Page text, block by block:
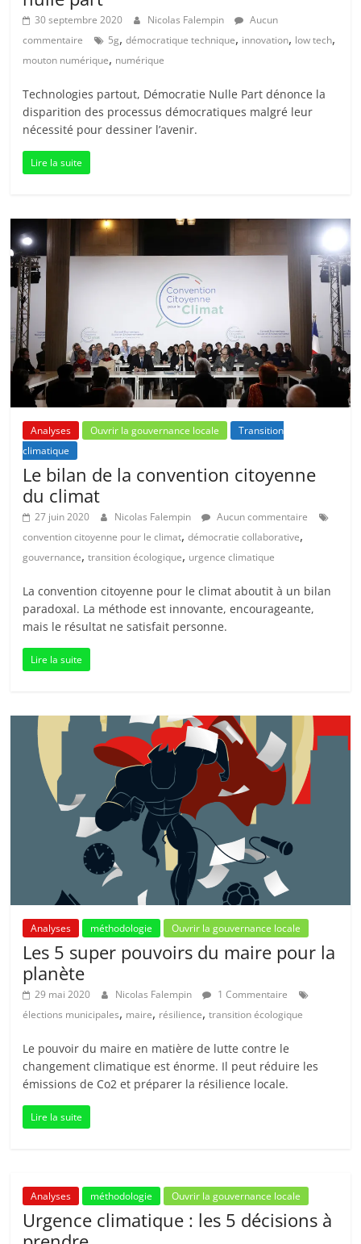
30 septembre 2020 Nicolas Falempin
Aucun
commentaire
5g,démocratique technique, innovation, low tech,
mouton numérique, numérique
Technologies partout, Démocratie Nulle Part dénonce la
disparition des processus démocratiques malgré leur
nécessité pour dessiner l’avenir.
Lire la suite
Analyses Ouvrir la gouvernance locale
Transition
climatique
Le bilan de la convention citoyenne
du climat
27 juin 2020 Nicolas Falempin
Aucun commentaire
convention citoyenne pour le climat,démocratie collaborative,
gouvernance,transition écologique, urgence climatique
La convention citoyenne pour le climat aboutit à un bilan
paradoxal. La méthode est innovante, encourageante,
mais le résultat ne satisfait personne.
Lire la suite
Analyses méthodologie Ouvrir la gouvernance locale
Les 5 super pouvoirs du maire pour la
planète
29 mai 2020 Nicolas Falempin
1 Commentaire
élections municipales, maire, résilience,transition écologique
Le pouvoir du maire en matière de lutte contre le
changement climatique est énorme. Il peut réduire les
émissions de Co2 et préparer la résilience locale.
Lire la suite
Analyses méthodologie Ouvrir la gouvernance locale
Urgence climatique : les 5 décisions à